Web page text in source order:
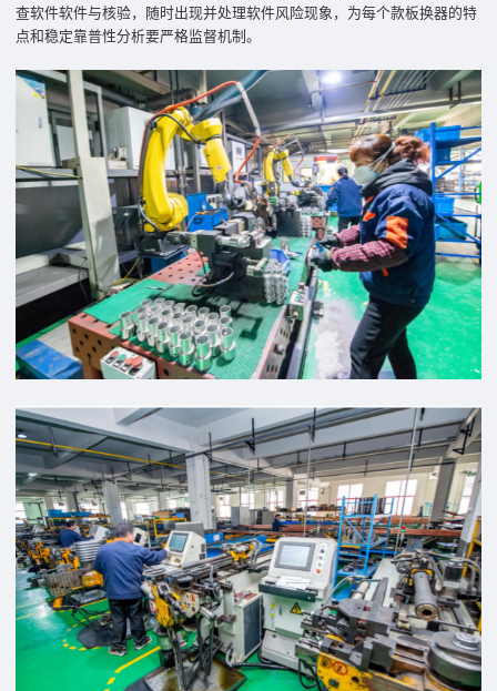
查软件软件与核验，随时出现并处理软件风险现象，为每个款板换器的特
点和稳定靠普性分析要严格监督机制。